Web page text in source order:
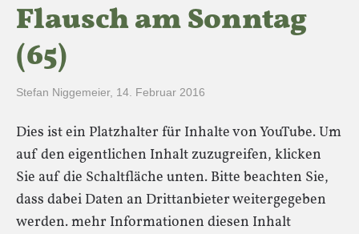
Flausch am Sonntag
(65)
Stefan Niggemeier, 14. Februar 2016
Dies ist ein Platzhalter für Inhalte von YouTube. Um
auf den eigentlichen Inhalt zuzugreifen, klicken
Sie auf die Schaltfläche unten. Bitte beachten Sie,
dass dabei Daten an Drittanbieter weitergegeben
werden. mehr Informationen diesen Inhalt